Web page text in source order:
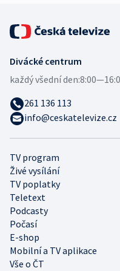
TV program
Živé vysílání
TV poplatky
Teletext
Podcasty
Počasí
E-shop
Mobilní a TV aplikace
Vše o ČT
Divácké centrum
každý všední den:
261 136 113
info@ceskatelevize.cz